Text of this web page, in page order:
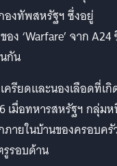
งทัพสหรัฐฯ ซึ่งอยู่
ง ‘Warfare’ จาก A24
กัน
ครียดและนองเลือดที่เ
เมื่อทหารสหรัฐฯ กลุ่ม
ายในบ้านของครอบครั
รอบด้าน